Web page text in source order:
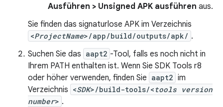
Ausführen > Unsigned APK ausführen aus.
Sie finden das signaturlose APK im Verzeichnis
<ProjectName>/app/build/outputs/apk/ .
Suchen Sie das aapt2 -Tool, falls es noch nicht in
Ihrem PATH enthalten ist. Wenn Sie SDK Tools r8
oder höher verwenden, finden Sie aapt2 im
Verzeichnis <SDK>/build-tools/<tools version
number> .